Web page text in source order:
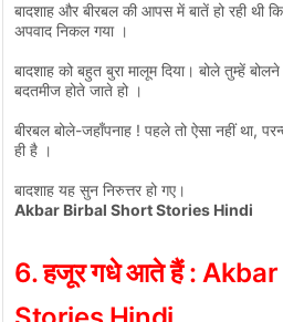
बादशाह और बीरबल की आपस में बातें हो रही
अपवाद निकल गया ।
बादशाह को बहुत बुरा मालूम दिया। बोले तुम्हें
बदतमीज होते जाते हो ।
बीरबल बोले-जहाँपनाह ! पहले तो ऐसा नहीं था,
ही है ।
बादशाह यह सुन निरुत्तर हो गए।
Akbar Birbal Short Stories Hindi
6. हजूर गधे आते हैं: Akbar